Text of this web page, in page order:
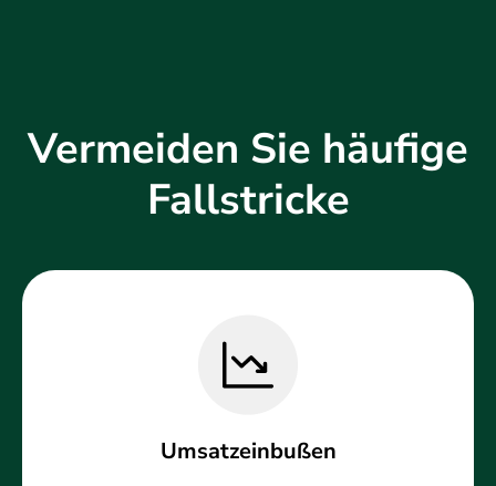
Vermeiden Sie häufige
Fallstricke
Umsatzeinbußen